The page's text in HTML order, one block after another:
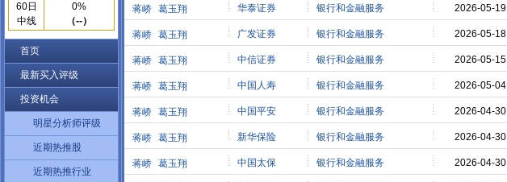
60日
中线
0%
（--）
首页
最新买入评级
投资机会
明星分析师评级
近期热推股
近期热推行业
蒋峤 葛玉翔 华泰证券 银行和金融服务 2026-05-19
蒋峤 葛玉翔 广发证券 银行和金融服务 2026-05-18
蒋峤 葛玉翔 中信证券 银行和金融服务 2026-05-15
蒋峤 葛玉翔 中国人寿 银行和金融服务 2026-05-04
蒋峤 葛玉翔 中国平安 银行和金融服务 2026-04-30
蒋峤 葛玉翔 新华保险 银行和金融服务 2026-04-30
蒋峤 葛玉翔 中国太保 银行和金融服务 2026-04-30